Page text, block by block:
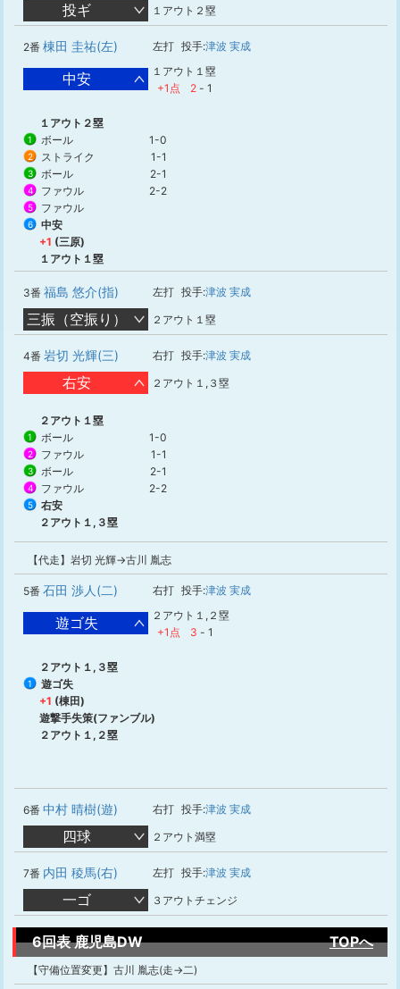
投ギ １アウト２塁
2番 棟田 圭祐(左) 左打 投手:津波 実成
中安
１アウト１塁
+1点
2 - 1
１アウト２塁
1 ボール 1-0
2 ストライク 1-1
3 ボール 2-1
4 ファウル 2-2
5 ファウル
6
中安
+1 (三原)
１アウト１塁
3番 福島 悠介(指) 左打 投手:津波 実成
三振（空振り） ２アウト１塁
4番 岩切 光輝(三) 右打 投手:津波 実成
右安 ２アウト１,３塁
２アウト１塁
1 ボール 1-0
2 ファウル 1-1
3 ボール 2-1
4 ファウル 2-2
5
右安
２アウト１,３塁
【代走】岩切 光輝→古川 胤志
5番 石田 渉人(二) 右打 投手:津波 実成
遊ゴ失
２アウト１,２塁
+1点
3 - 1
２アウト１,３塁
1
遊ゴ失
+1 (棟田)
遊撃手失策(ファンブル)
２アウト１,２塁
6番 中村 晴樹(遊) 右打 投手:津波 実成
四球 ２アウト満塁
7番 内田 稜馬(右) 左打 投手:津波 実成
一ゴ ３アウトチェンジ
6回表 鹿児島DW TOPへ
【守備位置変更】古川 胤志(走→二)